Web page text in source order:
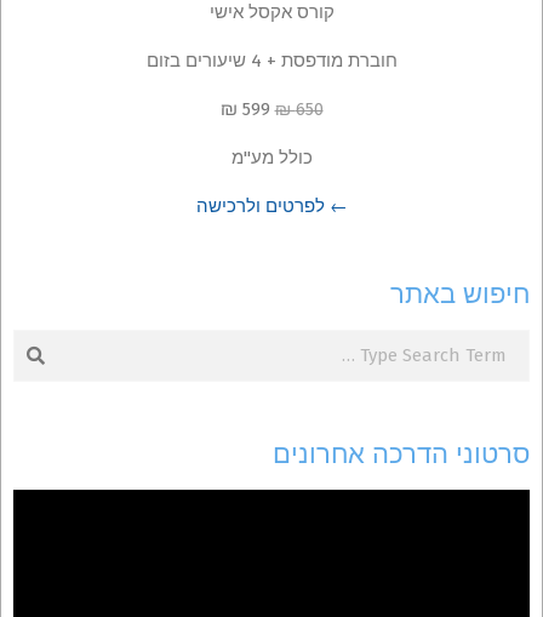
קורס אקסל אישי
חוברת מודפסת + 4 שיעורים בזום
650 ₪
599 ₪
כולל מע"מ
← לפרטים ולרכישה
חיפוש באתר
סרטוני הדרכה אחרונים